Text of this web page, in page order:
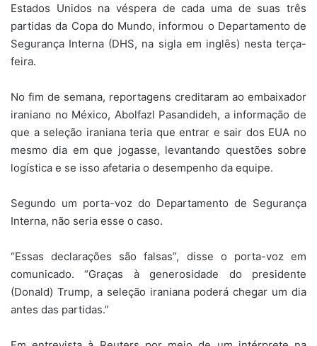
Estados Unidos na véspera de cada uma de suas três
partidas da Copa do Mundo, informou o Departamento de
Segurança Interna (DHS, na sigla em inglês) nesta terça-
feira.
No fim de semana, reportagens creditaram ao embaixador
iraniano no México, Abolfazl Pasandideh, a informação de
que a seleção iraniana teria que entrar e sair dos EUA no
mesmo dia em que jogasse, levantando questões sobre
logística e se isso afetaria o desempenho da equipe.
Segundo um porta-voz do Departamento de Segurança
Interna, não seria esse o caso.
“Essas declarações são falsas”, disse o porta-voz em
comunicado. “Graças à generosidade do presidente
(Donald) Trump, a seleção iraniana poderá chegar um dia
antes das partidas.”